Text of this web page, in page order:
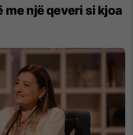
me një qeveri si kjoa